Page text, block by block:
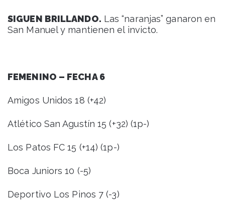
SIGUEN BRILLANDO. Las “naranjas” ganaron en
San Manuel y mantienen el invicto.
FEMENINO – FECHA 6
Amigos Unidos 18 (+42)
Atlético San Agustín 15 (+32) (1p-)
Los Patos FC 15 (+14) (1p-)
Boca Juniors 10 (-5)
Deportivo Los Pinos 7 (-3)